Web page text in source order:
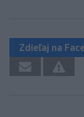
Zdieľaj na